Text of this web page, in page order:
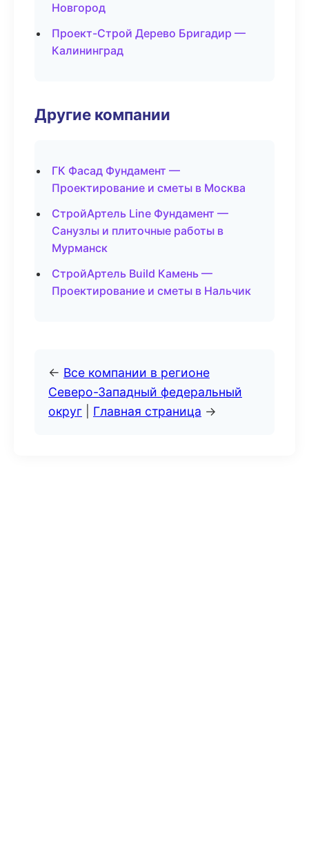
Новгород
Проект-Строй Дерево Бригадир —
Калининград
Другие компании
ГК Фасад Фундамент —
Проектирование и сметы в Москва
СтройАртель Line Фундамент —
Санузлы и плиточные работы в
Мурманск
СтройАртель Build Камень —
Проектирование и сметы в Нальчик
← Все компании в регионе
Северо-Западный федеральный
округ
Главная страница →